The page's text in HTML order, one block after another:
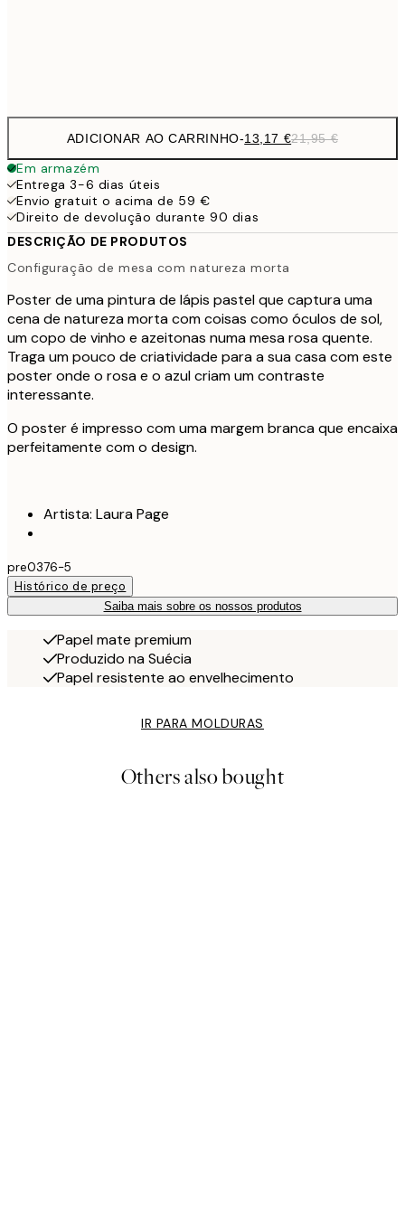
ADICIONAR AO CARRINHO-13,17 €21,95 €
Em armazém
Entrega 3-6 dias úteis
Envio gratuit o acima de 59 €
Direito de devolução durante 90 dias
DESCRIÇÃO DE PRODUTOS
Configuração de mesa com natureza morta
Poster de uma pintura de lápis pastel que captura uma
cena de natureza morta com coisas como óculos de sol,
um copo de vinho e azeitonas numa mesa rosa quente.
Traga um pouco de criatividade para a sua casa com este
poster onde o rosa e o azul criam um contraste
interessante.
O poster é impresso com uma margem branca que encaixa
perfeitamente com o design.
Artista: Laura Page
pre0376-5
Histórico de preço
Saiba mais sobre os nossos produtos
Papel mate premium
Produzido na Suécia
Papel resistente ao envelhecimento
IR PARA MOLDURAS
Others also bought